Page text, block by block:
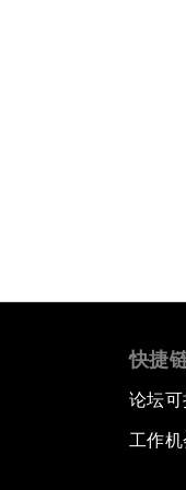
快捷
论坛
工作机